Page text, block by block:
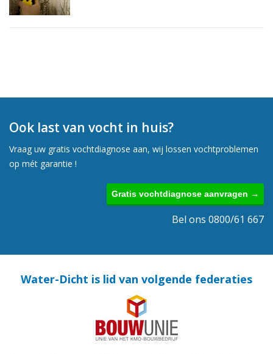
Ook last van vocht in huis?
Vraag uw gratis vochtdiagnose aan, wij lossen vochtproblemen
op mét garantie !
Gratis vochtdiagnose aanvragen →
Bel ons 0800/61 667
Water-Dicht is lid van volgende federaties